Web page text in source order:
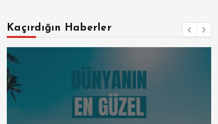
Kaçırdığın Haberler